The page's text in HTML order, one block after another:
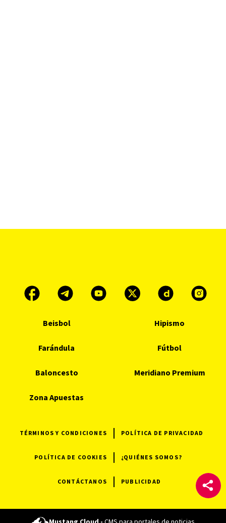
Beisbol Hipismo
Farándula Fútbol
Baloncesto Meridiano Premium
Zona Apuestas
TÉRMINOS Y CONDICIONES POLÍTICA DE PRIVACIDAD
POLÍTICA DE COOKIES ¿QUIÉNES SOMOS?
CONTÁCTANOS PUBLICIDAD